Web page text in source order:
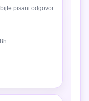
pisani odgovor